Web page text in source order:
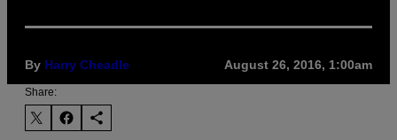
By Harry Cheadle August 26, 2016, 1:00am
Share: